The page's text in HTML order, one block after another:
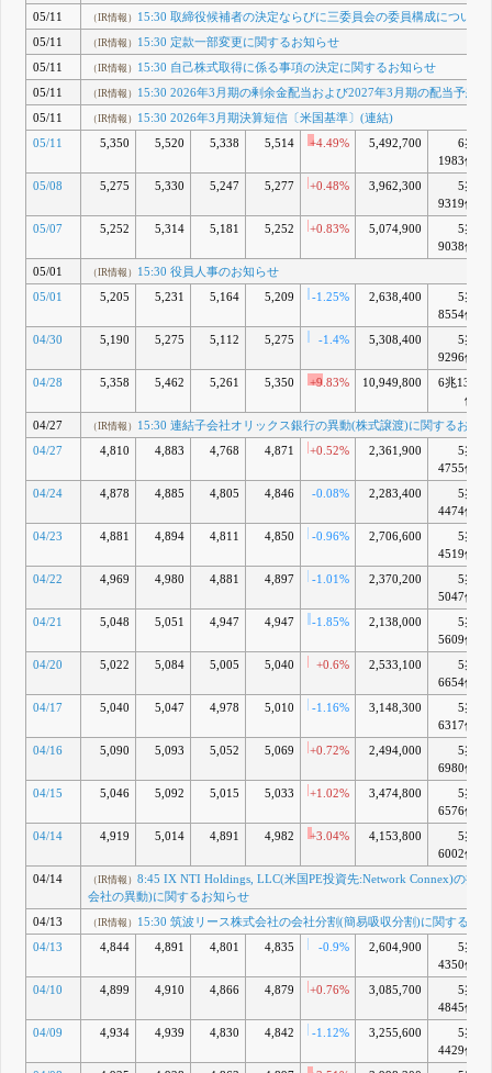
05/11
（IR情報） 15:30 取締役候補者の決定ならびに三委員会の委員構成について
05/11
（IR情報） 15:30 定款一部変更に関するお知らせ
05/11
（IR情報） 15:30 自己株式取得に係る事項の決定に関するお知らせ
05/11
（IR情報） 15:30 2026年3月期の剰余金配当および2027年3月期の配当予想
05/11
（IR情報） 15:30 2026年3月期決算短信〔米国基準〕(連結)
05/11
5,350 5,520 5,338 5,514 +4.49% 5,492,700
6兆
1983億
05/08 5,275 5,330 5,247 5,277 +0.48% 3,962,300
5兆
9319億
05/07
5,252 5,314 5,181 5,252 +0.83% 5,074,900
5兆
9038億
05/01
（IR情報） 15:30 役員人事のお知らせ
05/01
5,205 5,231 5,164 5,209 -1.25% 2,638,400
5兆
8554億
04/30
5,190 5,275 5,112 5,275 -1.4% 5,308,400
5兆
9296億
04/28
5,358 5,462 5,261 5,350 +9.83% 10,949,800
6兆139
億
04/27 （IR情報） 15:30 連結子会社オリックス銀行の異動(株式譲渡)に関するお知
04/27
4,810 4,883 4,768 4,871 +0.52% 2,361,900
5兆
4755億
04/24
4,878 4,885 4,805 4,846 -0.08% 2,283,400
5兆
4474億
04/23
4,881 4,894 4,811 4,850 -0.96% 2,706,600
5兆
4519億
04/22
4,969 4,980 4,881 4,897 -1.01% 2,370,200
5兆
5047億
04/21
5,048 5,051 4,947 4,947 -1.85% 2,138,000
5兆
5609億
04/20
5,022 5,084 5,005 5,040 +0.6% 2,533,100
5兆
6654億
04/17
5,040 5,047 4,978 5,010 -1.16% 3,148,300
5兆
6317億
04/16
5,090 5,093 5,052 5,069 +0.72% 2,494,000
5兆
6980億
04/15
5,046 5,092 5,015 5,033 +1.02% 3,474,800
5兆
6576億
04/14
4,919 5,014 4,891 4,982 +3.04% 4,153,800
5兆
6002億
04/14
（IR情報） 8:45 IX NTI Holdings, LLC(米国PE投資先:Network Connex)の持
会社の異動)に関するお知らせ
04/13
（IR情報） 15:30 筑波リース株式会社の会社分割(簡易吸収分割)に関するお
04/13
4,844 4,891 4,801 4,835 -0.9% 2,604,900
5兆
4350億
04/10
4,899 4,910 4,866 4,879 +0.76% 3,085,700
5兆
4845億
04/09
4,934 4,939 4,830 4,842 -1.12% 3,255,600
5兆
4429億